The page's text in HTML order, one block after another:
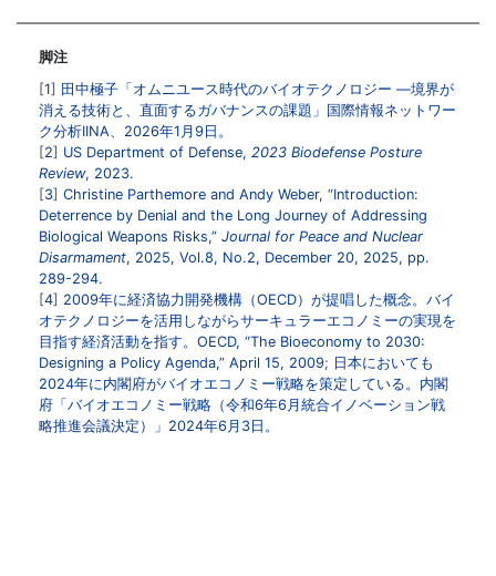
脚注
1
田中極子「オムニユース時代のバイオテクノロジー ―境界が
消える技術と、直面するガバナンスの課題」国際情報ネットワー
ク分析IINA、2026年1月9日。
2
US Department of Defense, 2023 Biodefense Posture
Review, 2023.
3 Christine Parthemore and Andy Weber, “Introduction:
Deterrence by Denial and the Long Journey of Addressing
Biological Weapons Risks,” Journal for Peace and Nuclear
Disarmament, 2025, Vol.8, No.2, December 20, 2025, pp.
289-294.
4
2009年に経済協力開発機構（OECD）が提唱した概念。バイ
オテクノロジーを活用しながらサーキュラーエコノミーの実現を
目指す経済活動を指す。OECD, “The Bioeconomy to 2030:
Designing a Policy Agenda,” April 15, 2009; 日本においても
2024年に内閣府がバイオエコノミー戦略を策定している。内閣
府「バイオエコノミー戦略（令和6年6月統合イノベーション戦
略推進会議決定）」2024年6月3日。